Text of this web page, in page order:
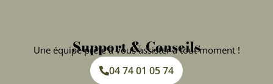
Support & Conseils
Une équipe prête à vous assister à tout moment !
04 74 01 05 74